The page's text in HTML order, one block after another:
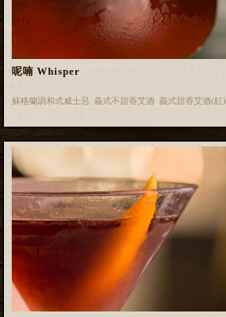
呢喃 Whisper
蘇格蘭調和式威士忌 義式不甜香艾酒 義式甜香艾酒(紅)